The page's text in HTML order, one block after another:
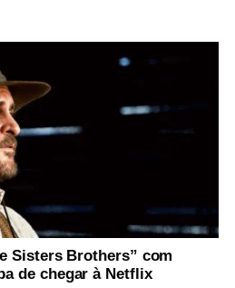
Sisters Brothers” com
de chegar à Netflix